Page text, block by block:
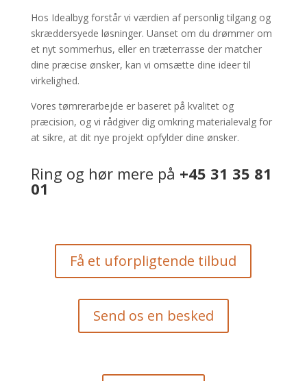
Hos Idealbyg forstår vi værdien af personlig tilgang og
skræddersyede løsninger. Uanset om du drømmer om
et nyt sommerhus, eller en træterrasse der matcher
dine præcise ønsker, kan vi omsætte dine ideer til
virkelighed.
Vores tømrerarbejde er baseret på kvalitet og
præcision, og vi rådgiver dig omkring materialevalg for
at sikre, at dit nye projekt opfylder dine ønsker.
Ring og hør mere på +45 31 35 81
01
Få et uforpligtende tilbud
Send os en besked